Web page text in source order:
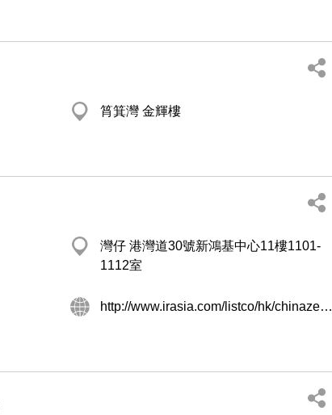
筲箕灣 金輝樓
灣仔 港灣道30號新鴻基中心11樓1101-
1112室
http://www.irasia.com/listco/hk/chinazenith